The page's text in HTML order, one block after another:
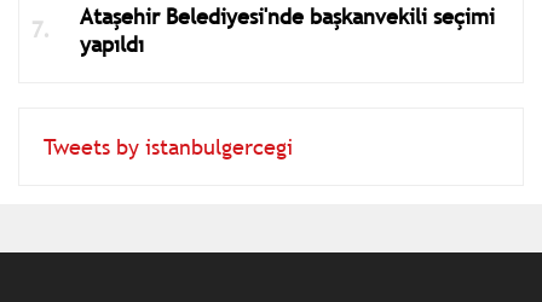
Ataşehir Belediyesi'nde başkanvekili seçimi
yapıldı
Tweets by istanbulgercegi